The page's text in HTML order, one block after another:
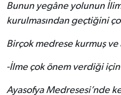
Bunun yegâne yolunun
kurulmasından geçtiğini
Birçok medrese kurmuş
-İlme çok önem verdiği
Ayasofya Medresesi’nde